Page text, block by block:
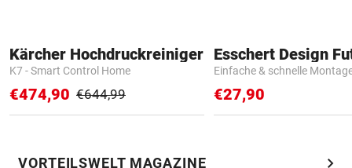
Kärcher Hochdruckreiniger
K7 - Smart Control Home
€474,90 €644,99
Einfache & schnelle
€27,90
VORTEILSWELT MAGAZINE chevron_right